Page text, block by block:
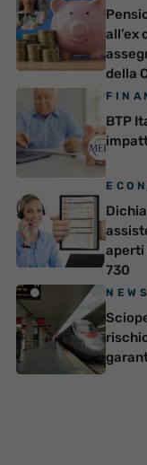
all’ex
della
BTP
aperti
730
NEWS